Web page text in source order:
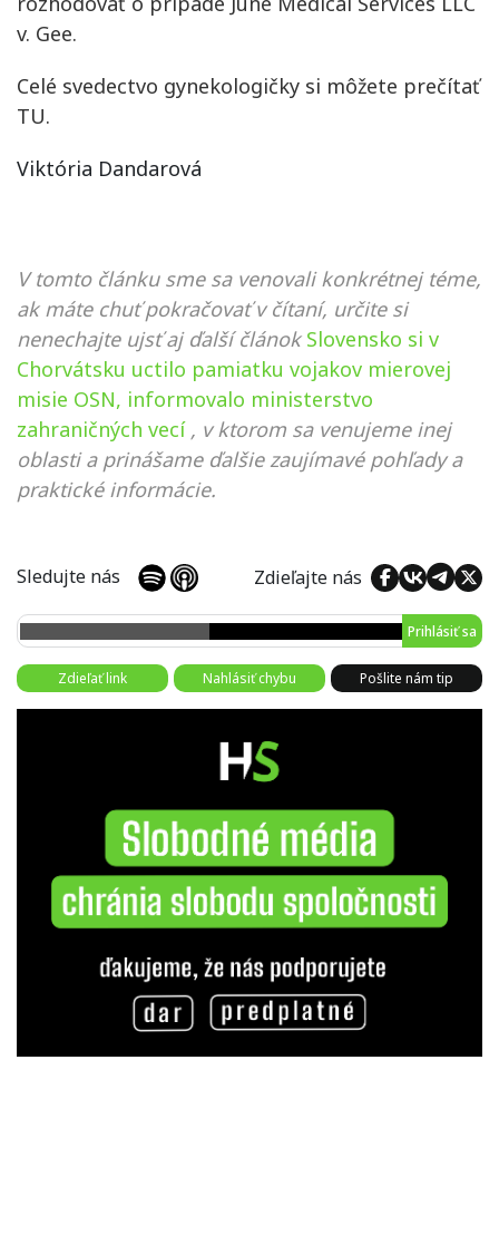
v. Gee.
Celé svedectvo gynekologičky si môžete prečítať
TU.
Viktória Dandarová
V tomto článku sme sa venovali konkrétnej téme,
ak máte chuť pokračovať v čítaní, určite si
nenechajte ujsť aj ďalší článok Slovensko si v
Chorvátsku uctilo pamiatku vojakov mierovej
misie OSN, informovalo ministerstvo
zahraničných vecí , v ktorom sa venujeme inej
oblasti a prinášame ďalšie zaujímavé pohľady a
praktické informácie.
Sledujte nás Zdieľajte nás
Prihlásiť sa
Zdieľať link Nahlásiť chybu Pošlite nám tip